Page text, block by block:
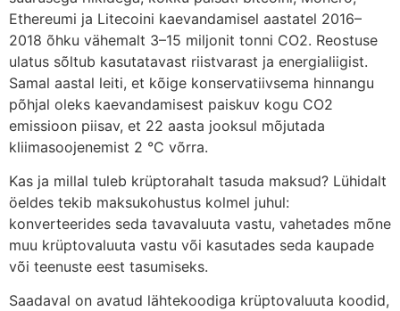
Ethereumi ja Litecoini kaevandamisel aastatel 2016–
2018 õhku vähemalt 3–15 miljonit tonni CO2. Reostuse
ulatus sõltub kasutatavast riistvarast ja energialiigist.
Samal aastal leiti, et kõige konservatiivsema hinnangu
põhjal oleks kaevandamisest paiskuv kogu CO2
emissioon piisav, et 22 aasta jooksul mõjutada
kliimasoojenemist 2 °C võrra.
Kas ja millal tuleb krüptorahalt tasuda maksud? Lühidalt
öeldes tekib maksukohustus kolmel juhul:
konverteerides seda tavavaluuta vastu, vahetades mõne
muu krüptovaluuta vastu või kasutades seda kaupade
või teenuste eest tasumiseks.
Saadaval on avatud lähtekoodiga krüptovaluuta koodid,